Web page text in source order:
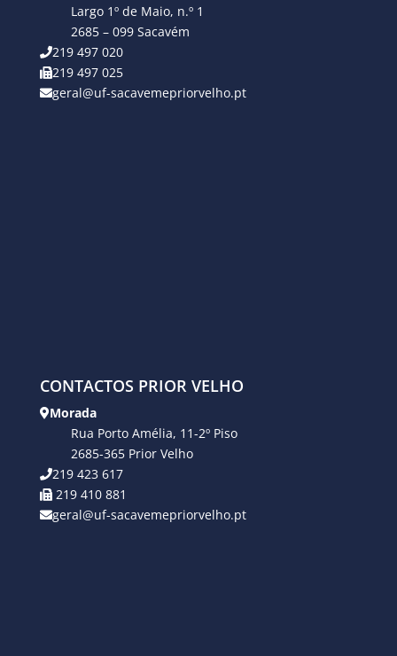
Largo 1º de Maio, n.º 1
2685 – 099 Sacavém
219 497 020
219 497 025
geral@uf-sacavemepriorvelho.pt
CONTACTOS PRIOR VELHO
Morada
Rua Porto Amélia, 11-2º Piso
2685-365 Prior Velho
219 423 617
219 410 881
geral@uf-sacavemepriorvelho.pt